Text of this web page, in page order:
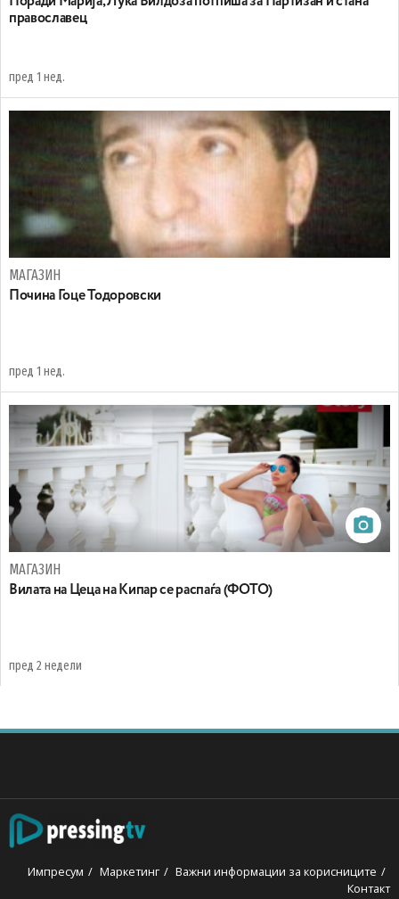
православец
пред 1 нед.
МАГАЗИН
Почина Гоце Тодоровски
пред 1 нед.
МАГАЗИН
Вилата на Цеца на Кипар се распаѓа (ФОТО)
пред 2 недели
Импресум Маркетинг
Важни информации за корисниците
Контакт